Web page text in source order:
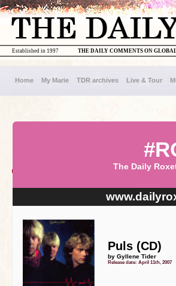
THE DAILY COMMENTS ON
Established in 1997
Home My Marie TDR archives Live & Tour
The Daily
Puls (CD)
by Gyllene Tider
Release date: April 11th, 2007